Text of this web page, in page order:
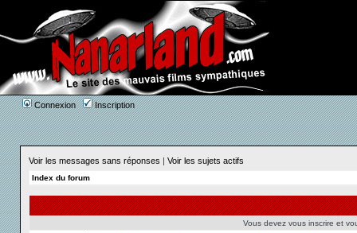
Connexion Inscription
Voir les messages sans réponses | Voir les sujets actifs
Index du forum
Vous devez vous inscrire et